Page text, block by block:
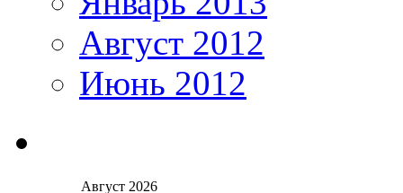
Август 2012
Июнь 2012
Август 2026